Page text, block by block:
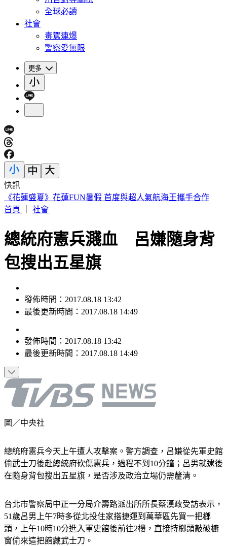
全球必讀
社會
毒駕連爆
警察愛無限
更多
快訊
台股盤中／漲逾900點收復45K 台達電、南亞科、華邦電漲
停
總統府憲兵濺血 呂嫌隨身背
包搜出五星旗
發佈時間：2017.08.18 13:42
發佈時間：2017.08.18 13:42
總統府憲兵今天上午遭人攻擊案。警方調查，呂嫌從先軍史館
偷武士刀後赴總統府砍傷憲兵，過程不到10分鐘；呂男就逮後
台北市警察局中正一分局介壽路派出所所長蔡漢政受訪表示，
51歲呂男上午7時多從北投住家搭捷運到萬華區先買一把榔
頭，上午10時10分進入軍史館後前往2樓，直接持榔頭敲破櫥